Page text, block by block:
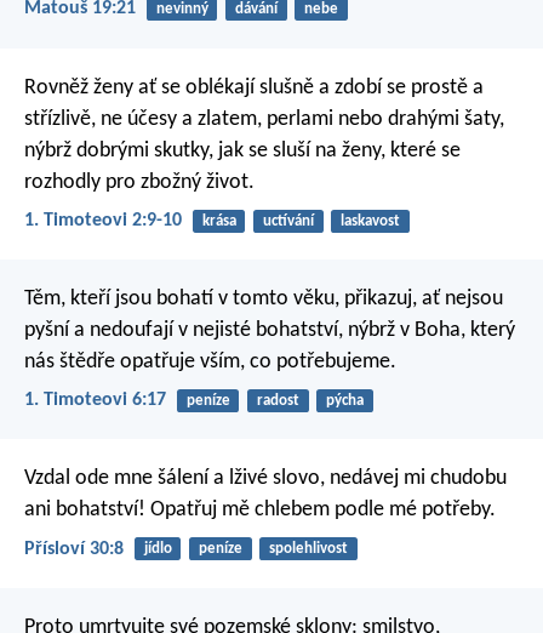
Matouš 19:21 nevinný dávání nebe
Rovněž ženy ať se oblékají slušně a zdobí se prostě a
střízlivě, ne účesy a zlatem, perlami nebo drahými šaty,
nýbrž dobrými skutky, jak se sluší na ženy, které se
rozhodly pro zbožný život.
1. Timoteovi 2:9-10 krása uctívání laskavost
Těm, kteří jsou bohatí v tomto věku, přikazuj, ať nejsou
pyšní a nedoufají v nejisté bohatství, nýbrž v Boha, který
nás štědře opatřuje vším, co potřebujeme.
1. Timoteovi 6:17 peníze radost pýcha
Vzdal ode mne šálení a lživé slovo, nedávej mi chudobu
ani bohatství! Opatřuj mě chlebem podle mé potřeby.
Přísloví 30:8 jídlo peníze spolehlivost
Proto umrtvujte své pozemské sklony: smilstvo,